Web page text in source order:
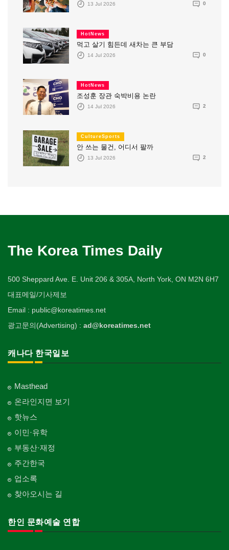
13 Jul 2026 0
HotNews
먹고 살기 힘든데 새차는 큰 부담
14 Jul 2026 0
HotNews
조성훈 장관 숙박비용 논란
14 Jul 2026 2
CultureSports
안 쓰는 물건, 어디서 팔까
13 Jul 2026 2
The Korea Times Daily
500 Sheppard Ave. E. Unit 206 & 305A, North York, ON M2N 6H7
대표메일/기사제보
Email : public@koreatimes.net
광고문의(Advertising) : ad@koreatimes.net
캐나다 한국일보
Masthead
온라인지면 보기
핫뉴스
이민·유학
부동산·재정
주간한국
업소록
찾아오시는 길
한인 문화예술 연합